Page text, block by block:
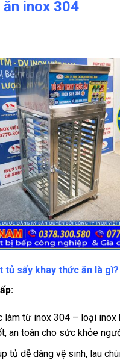
inox 304
tủ sấy khay thức ăn là gì?
làm từ inox 304 – loại inox
an toàn cho sức khỏe
tủ dễ dàng vệ sinh, lau